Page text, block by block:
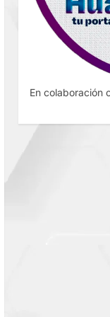
En colaboración